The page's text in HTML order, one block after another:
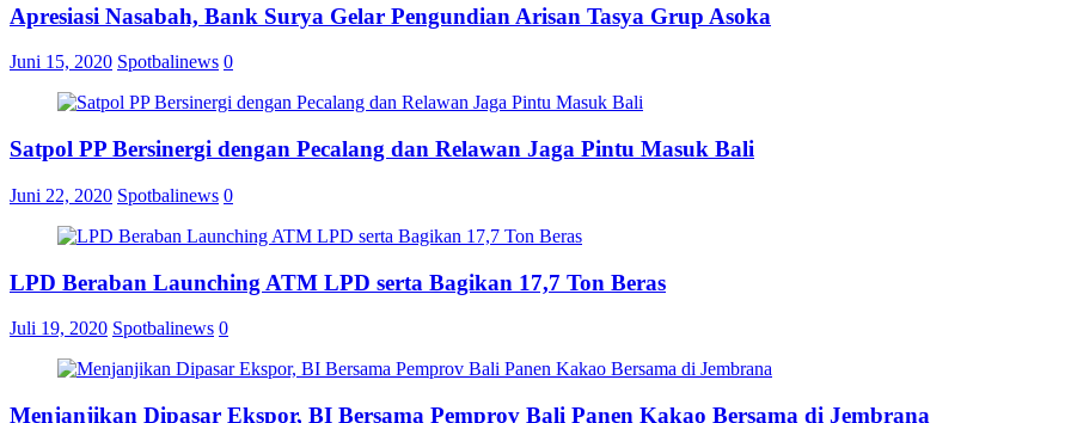
Apresiasi Nasabah, Bank Surya Gelar Pengundian Arisan Tasya Grup Asoka
Juni 15, 2020 Spotbalinews 0
Satpol PP Bersinergi dengan Pecalang dan Relawan Jaga Pintu Masuk Bali
Juni 22, 2020 Spotbalinews 0
LPD Beraban Launching ATM LPD serta Bagikan 17,7 Ton Beras
Juli 19, 2020 Spotbalinews 0
Menjanjikan Dipasar Ekspor, BI Bersama Pemprov Bali Panen Kakao Bersama di Jembrana